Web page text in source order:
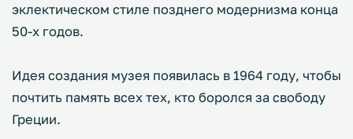
эклектическом стиле позднего модернизма конца
50-х годов.
Идея создания музея появилась в 1964 году, чтобы
почтить память всех тех, кто боролся за свободу
Греции.